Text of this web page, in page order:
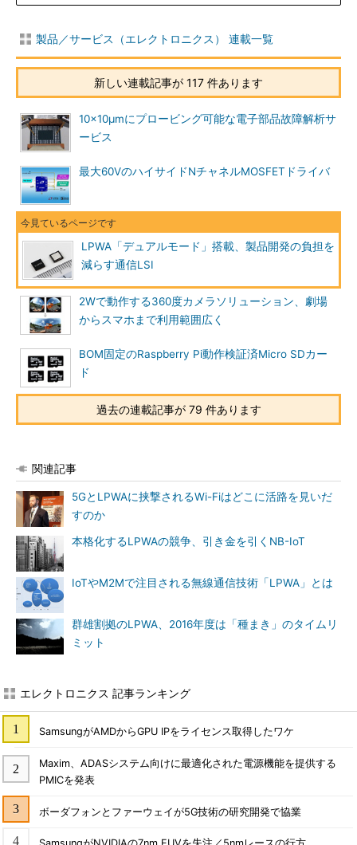
製品／サービス（エレクトロニクス） 連載一覧
新しい連載記事が 117 件あります
10×10μmにプロービング可能な電子部品故障解析サ
ービス
最大60VのハイサイドNチャネルMOSFETドライバ
LPWA「デュアルモード」搭載、製品開発の負担を
減らす通信LSI
2Wで動作する360度カメラソリューション、劇場
からスマホまで利用範囲広く
BOM固定のRaspberry Pi動作検証済Micro SDカー
ド
過去の連載記事が 79 件あります
関連記事
5GとLPWAに挟撃されるWi-Fiはどこに活路を見いだ
すのか
本格化するLPWAの競争、引き金を引くNB-IoT
IoTやM2Mで注目される無線通信技術「LPWA」とは
群雄割拠のLPWA、2016年度は「種まき」のタイムリ
ミット
エレクトロニクス 記事ランキング
SamsungがAMDからGPU IPをライセンス取得したワケ
Maxim、ADASシステム向けに最適化された電源機能を提供する
PMICを発表
ボーダフォンとファーウェイが5G技術の研究開発で協業